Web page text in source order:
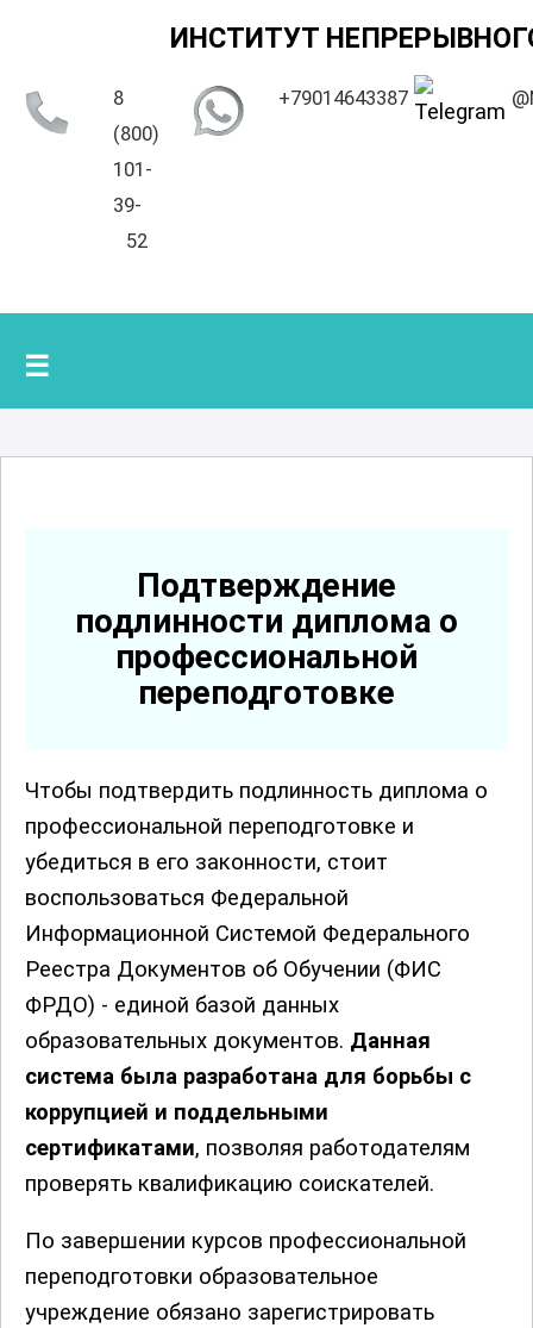
ИНСТИТУТ
8
(800)
101-
39-
52
+79014643387
☰
Подтверждение
подлинности диплома о
профессиональной
переподготовке
Чтобы подтвердить подлинность диплома о
профессиональной переподготовке и
убедиться в его законности, стоит
воспользоваться Федеральной
Информационной Системой Федерального
Реестра Документов об Обучении (ФИС
ФРДО) - единой базой данных
образовательных документов. Данная
система была разработана для борьбы с
коррупцией и поддельными
сертификатами, позволяя работодателям
проверять квалификацию соискателей.
По завершении курсов профессиональной
переподготовки образовательное
учреждение обязано зарегистрировать